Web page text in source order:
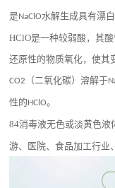
是NaClO水解生成具有漂
HClO是一种较弱酸，其
还原性的物质氧化，使其
CO2 （二氧化碳）溶解于
性的HClO。
84消毒液无色或淡黄色液
游、医院、食品加工行业